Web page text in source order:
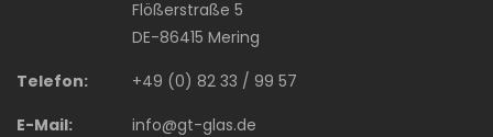
Flößerstraße 5
DE-86415 Mering
Telefon:
+49 (0) 82 33 / 99 57
E-Mail:
info@gt-glas.de